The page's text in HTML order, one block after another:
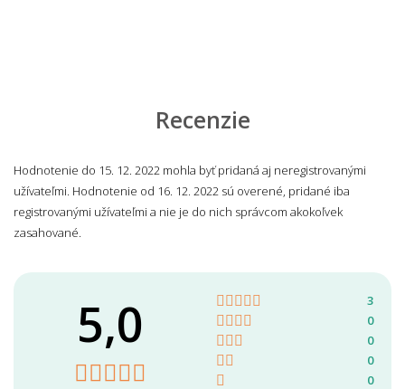
Recenzie
Hodnotenie do 15. 12. 2022 mohla byť pridaná aj neregistrovanými
užívateľmi. Hodnotenie od 16. 12. 2022 sú overené, pridané iba
registrovanými užívateľmi a nie je do nich správcom akokoľvek
zasahované.
5,0
3
0
0
0
0